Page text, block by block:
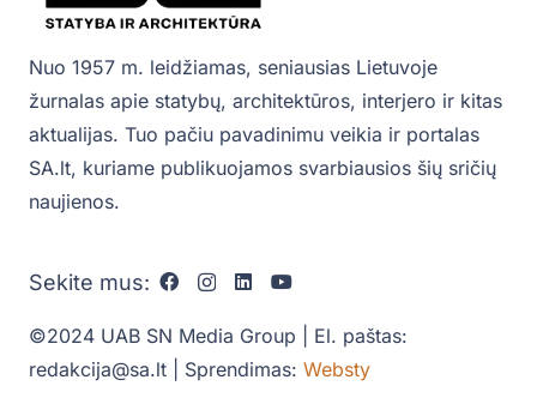
Nuo 1957 m. leidžiamas, seniausias Lietuvoje
žurnalas apie statybų, architektūros, interjero ir kitas
aktualijas. Tuo pačiu pavadinimu veikia ir portalas
SA.lt, kuriame publikuojamos svarbiausios šių sričių
naujienos.
Sekite mus:
©2024 UAB SN Media Group | El. paštas:
redakcija@sa.lt | Sprendimas: Websty